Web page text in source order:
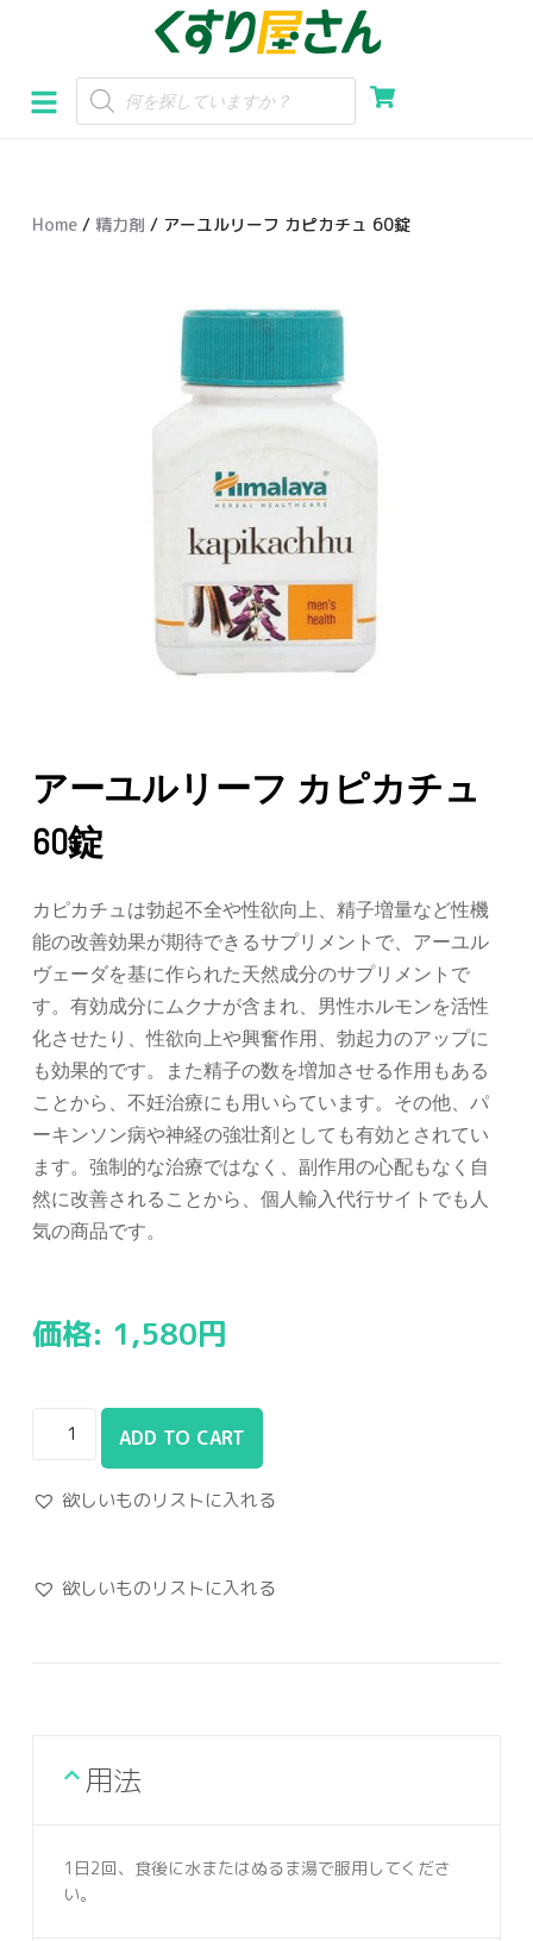
ン
テ
スHome / 精力剤 / アーユルリーフ カピカチュ 60錠
アーユルリーフ カピカチュ
60錠
カピカチュは勃起不全や性欲向上、精子増量など性機
能の改善効果が期待できるサプリメントで、アーユル
ヴェーダを基に作られた天然成分のサプリメントで
す。有効成分にムクナが含まれ、男性ホルモンを活性
化させたり、性欲向上や興奮作用、勃起力のアップに
も効果的です。また精子の数を増加させる作用もある
ことから、不妊治療にも用いらています。その他、パ
ーキンソン病や神経の強壮剤としても有効とされてい
ます。強制的な治療ではなく、副作用の心配もなく自
然に改善されることから、個人輸入代行サイトでも人
気の商品です。
価格: 1,580円
ADD TO CART
欲しいものリストに入れる
欲しいものリストに入れる
用法
1日2回、食後に水またはぬるま湯で服用してくださ
い。